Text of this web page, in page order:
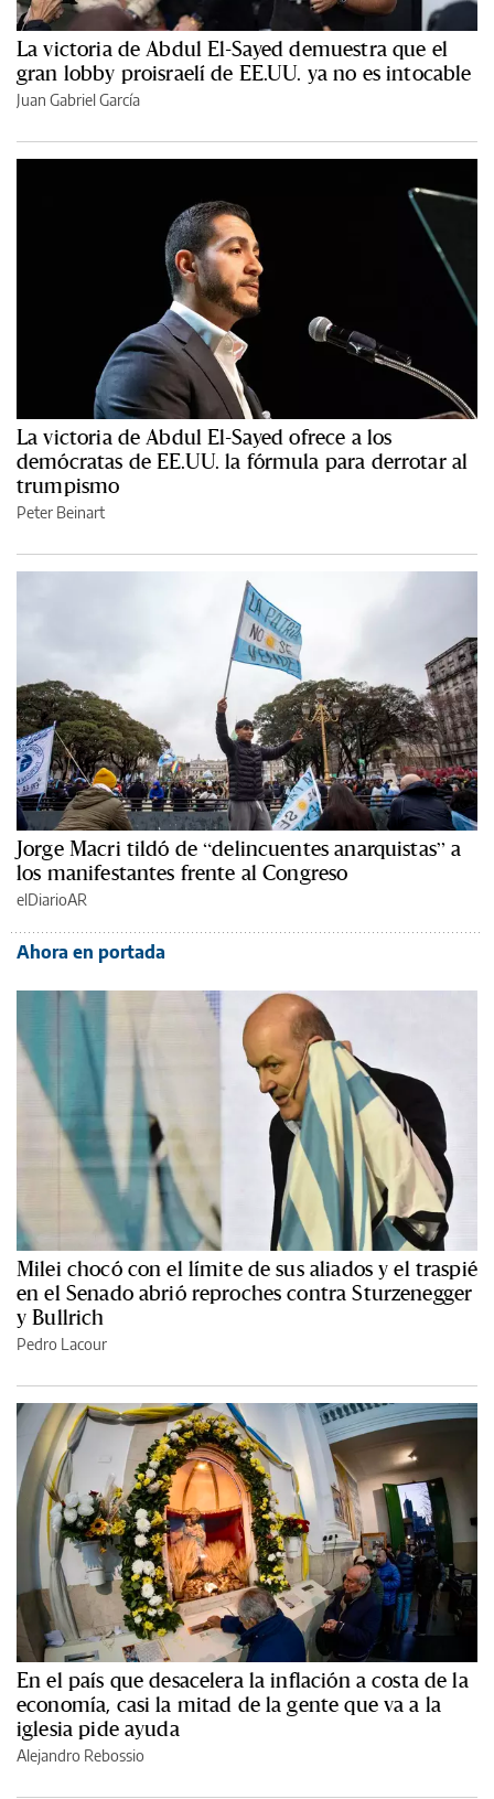
La victoria de Abdul El-Sayed demuestra que el
gran lobby proisraelí de EE.UU. ya no es intocable
Juan Gabriel García
La victoria de Abdul El-Sayed ofrece a los
demócratas de EE.UU. la fórmula para derrotar al
trumpismo
Peter Beinart
Jorge Macri tildó de “delincuentes anarquistas” a
los manifestantes frente al Congreso
elDiarioAR
Ahora en portada
Milei chocó con el límite de sus aliados y el traspié
en el Senado abrió reproches contra Sturzenegger
y Bullrich
Pedro Lacour
En el país que desacelera la inflación a costa de la
economía, casi la mitad de la gente que va a la
iglesia pide ayuda
Alejandro Rebossio